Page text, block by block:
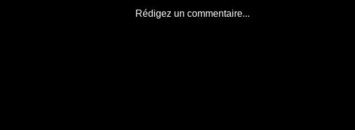
Rédigez un commentaire...